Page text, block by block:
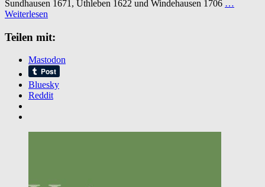
Heringen
Sundhausen 1671, Uthleben 1622 und Windehausen 1706 …
Weiterlesen
Teilen mit:
Mastodon
Bluesky
Reddit